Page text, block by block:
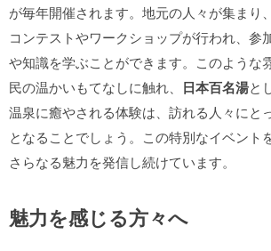
が毎年開催されます。地元の人々が集まり
コンテストやワークショップが行われ、参
や知識を学ぶことができます。このような
民の温かいもてなしに触れ、 日本百名湯と
温泉に癒やされる体験は、訪れる人々にと
となることでしょう。この特別なイベント
さらなる魅力を発信し続けています。
魅力を感じる方々へ